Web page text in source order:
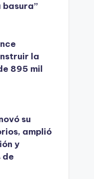
la
895 mil
su
amplió
y
de